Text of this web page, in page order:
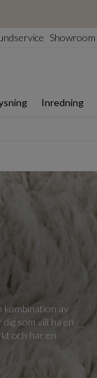
Showroom
Inredning
kombination av
som vill ha en
och har en